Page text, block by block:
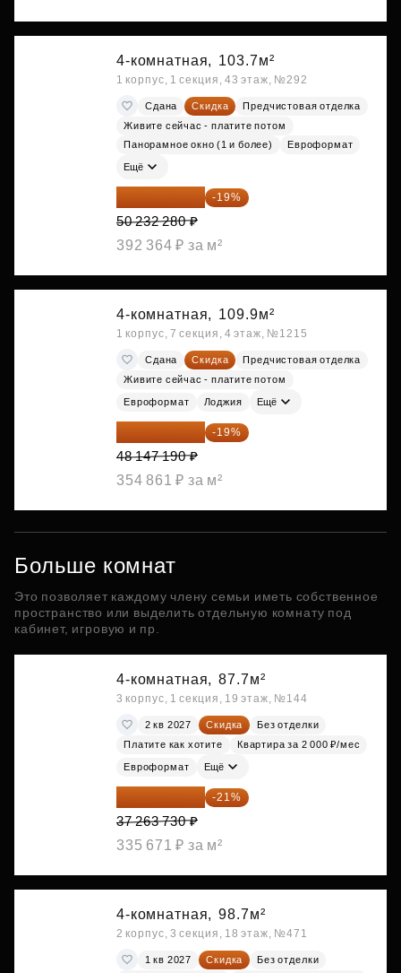
4-комнатная, 103.7м²
1 корпус, 1 секция, 43 этаж, №292
Сдана Скидка
Предчистовая отделка
Живите сейчас - платите потом
Панорамное окно (1 и более)
Евроформат
Ещё
40 688 147 ₽ -19%
50 232 280 ₽
392 364 ₽ за м²
4-комнатная, 109.9м²
1 корпус, 7 секция, 4 этаж, №1215
Сдана Скидка
Предчистовая отделка
Живите сейчас - платите потом
Евроформат Лоджия Ещё
38 999 224 ₽ -19%
48 147 190 ₽
354 861 ₽ за м²
Больше комнат
Это позволяет каждому члену семьи иметь собственное
пространство или выделить отдельную комнату под
кабинет, игровую и пр.
4-комнатная, 87.7м²
3 корпус, 1 секция, 19 этаж, №144
2 кв 2027 Скидка
Без отделки
Платите как хотите
Квартира за 2 000 ₽/мес
Евроформат Ещё
29 438 347 ₽ -21%
37 263 730 ₽
335 671 ₽ за м²
4-комнатная, 98.7м²
2 корпус, 3 секция, 18 этаж, №471
1 кв 2027 Скидка
Без отделки